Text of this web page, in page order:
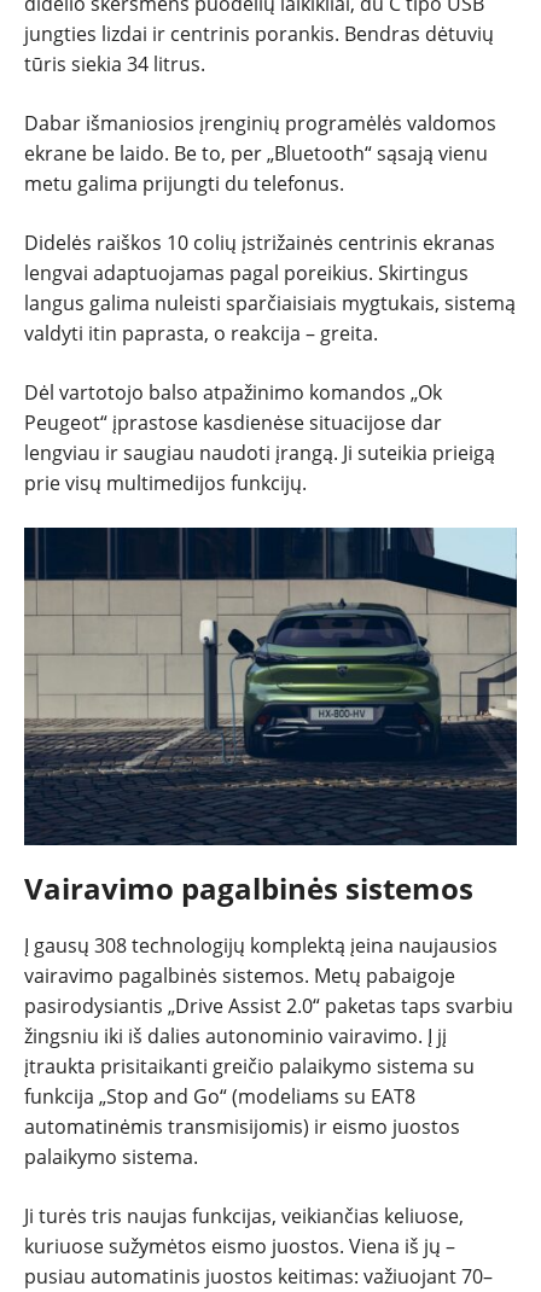
jungties lizdai ir centrinis porankis. Bendras dėtuvių
tūris siekia 34 litrus.
Dabar išmaniosios įrenginių programėlės valdomos
ekrane be laido. Be to, per „Bluetooth“ sąsają vienu
metu galima prijungti du telefonus.
Didelės raiškos 10 colių įstrižainės centrinis ekranas
lengvai adaptuojamas pagal poreikius. Skirtingus
langus galima nuleisti sparčiaisiais mygtukais, sistemą
valdyti itin paprasta, o reakcija – greita.
Dėl vartotojo balso atpažinimo komandos „Ok
Peugeot“ įprastose kasdienėse situacijose dar
lengviau ir saugiau naudoti įrangą. Ji suteikia prieigą
prie visų multimedijos funkcijų.
Vairavimo pagalbinės sistemos
Į gausų 308 technologijų komplektą įeina naujausios
vairavimo pagalbinės sistemos. Metų pabaigoje
pasirodysiantis „Drive Assist 2.0“ paketas taps svarbiu
žingsniu iki iš dalies autonominio vairavimo. Į jį
įtraukta prisitaikanti greičio palaikymo sistema su
funkcija „Stop and Go“ (modeliams su EAT8
automatinėmis transmisijomis) ir eismo juostos
palaikymo sistema.
Ji turės tris naujas funkcijas, veikiančias keliuose,
kuriuose sužymėtos eismo juostos. Viena iš jų –
pusiau automatinis juostos keitimas: važiuojant 70–